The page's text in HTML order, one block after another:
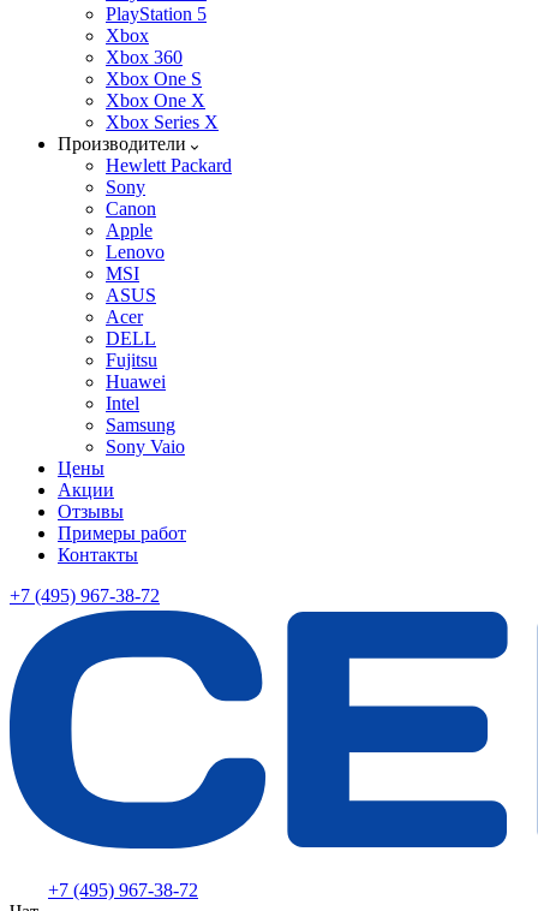
PlayStation 5
Xbox
Xbox 360
Xbox One S
Xbox One X
Xbox Series X
Производители
Hewlett Packard
Sony
Canon
Apple
Lenovo
MSI
ASUS
Acer
DELL
Fujitsu
Huawei
Intel
Samsung
Sony Vaio
Цены
Акции
Отзывы
Примеры работ
Контакты
+7 (495) 967-38-72
+7 (495) 967-38-72